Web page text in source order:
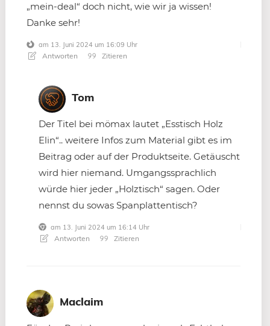
„mein-deal“ doch nicht, wie wir ja wissen!
Danke sehr!
am 13. Juni 2024 um 16:09 Uhr
Antworten Zitieren
Tom
Der Titel bei mömax lautet „Esstisch Holz
Elin“.. weitere Infos zum Material gibt es im
Beitrag oder auf der Produktseite. Getäuscht
wird hier niemand. Umgangssprachlich
würde hier jeder „Holztisch“ sagen. Oder
nennst du sowas Spanplattentisch?
am 13. Juni 2024 um 16:14 Uhr
Antworten Zitieren
Maclaim